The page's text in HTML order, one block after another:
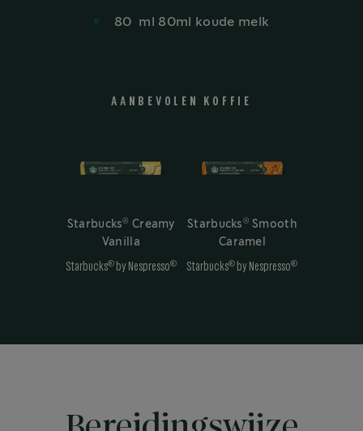
80 ml 80ml koude melk
AANBEVOLEN KOFFIE
Starbucks® Creamy
Vanilla
Starbucks®by Nespresso®
Starbucks ® Smooth
Caramel
Starbucks® by Nespresso®